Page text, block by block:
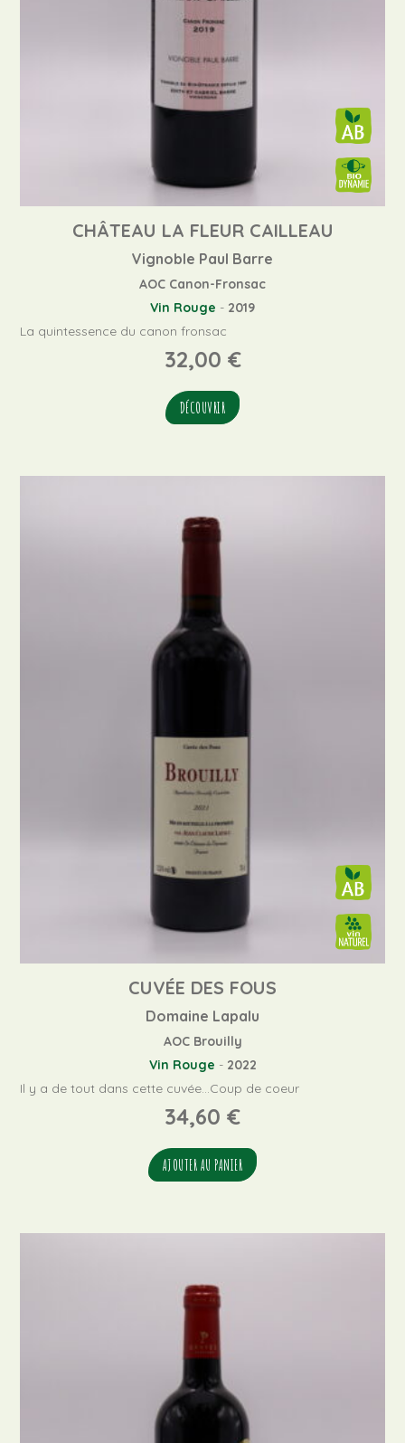
CHÂTEAU LA FLEUR CAILLEAU
Vignoble Paul Barre
AOC Canon-Fronsac
Vin Rouge - 2019
La quintessence du canon fronsac
32,00 €
DÉCOUVRIR
CUVÉE DES FOUS
Domaine Lapalu
AOC Brouilly
Vin Rouge - 2022
Il y a de tout dans cette cuvée...Coup de coeur
34,60 €
AJOUTER AU PANIER